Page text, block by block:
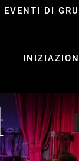
EVENTI DI